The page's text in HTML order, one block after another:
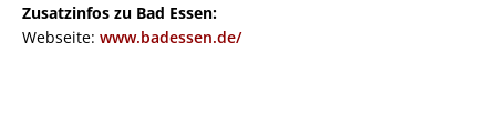
Zusatzinfos zu Bad Essen:
Webseite: www.badessen.de/